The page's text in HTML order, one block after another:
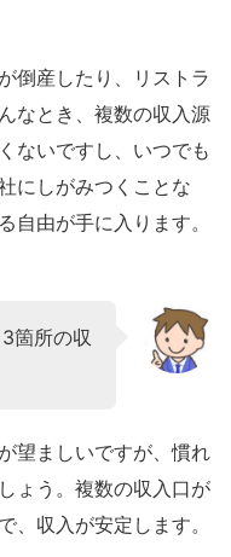
倒産したり、リストラ
なとき、複数の収入源
ないですし、いつでも
にしがみつくことな
自由が手に入ります。
箇所の収
望ましいですが、慣れ
ょう。複数の収入口が
、収入が安定します。